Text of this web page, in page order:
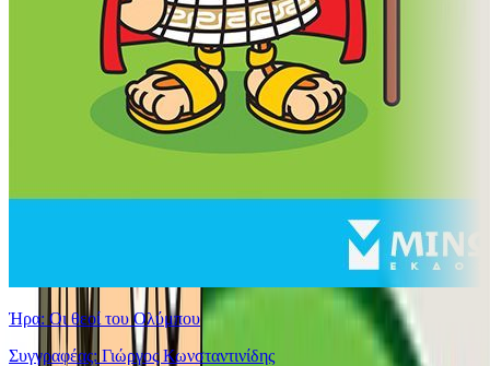
Ήρα: Οι θεοί του Ολύμπου
Συγγραφέας: Γιώργος Κωνσταντινίδης